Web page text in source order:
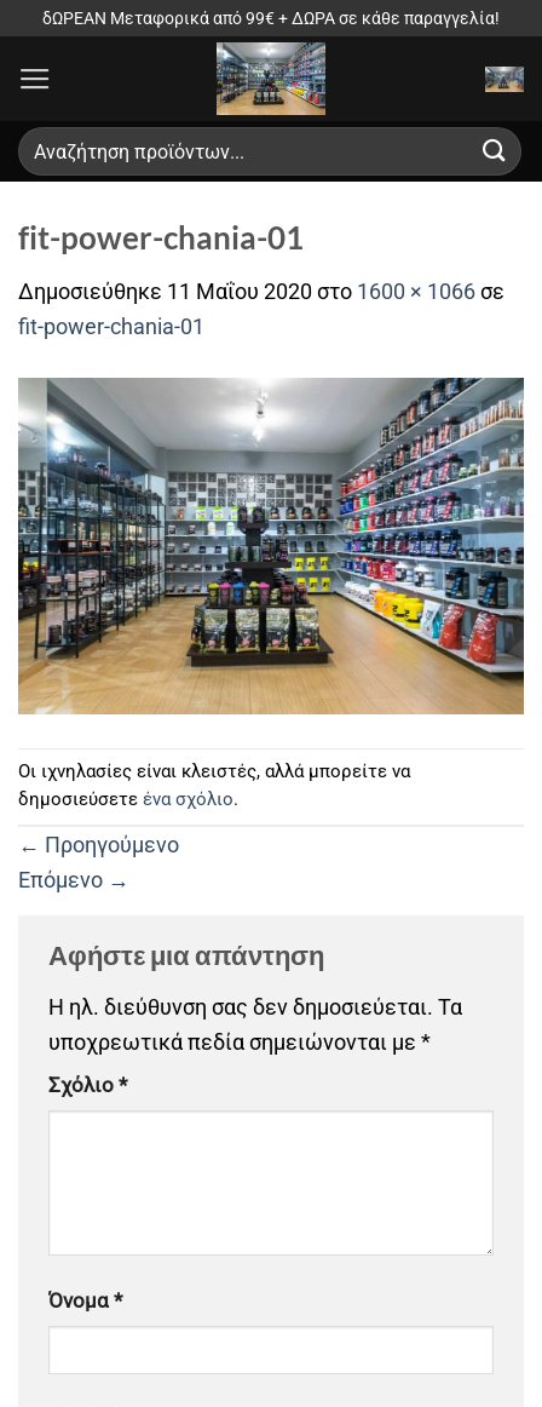
Μετάβαση
περιεχόμενο
δΩΡΕΑΝ Μεταφορικά από 99€ + ΔΩΡΑ σε κάθε παραγγελία!
Αναζήτηση
για:
fit-power-chania-01
Δημοσιεύθηκε 11 Μαΐου 2020στο 1600 × 1066σε
fit-power-chania-01
Οι ιχνηλασίες είναι κλειστές, αλλά μπορείτε να
δημοσιεύσετε ένα σχόλιο.
← Προηγούμενο
Επόμενο →
Αφήστε μια απάντηση
Η ηλ. διεύθυνση σας δεν δημοσιεύεται. Τα
υποχρεωτικά πεδία σημειώνονται με *
Σχόλιο *
Όνομα *